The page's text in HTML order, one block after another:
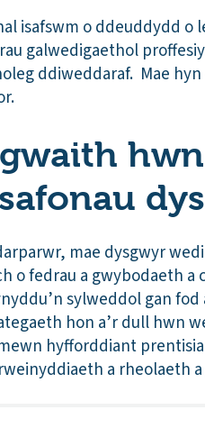
isafswm o ddeuddydd
galwedigaethol
ddiweddaraf. Mae
mae dysgwyr
o fedrau a gwybodaeth a
sylweddol gan
hon a’r dull hwn
hyfforddiant
a rheolaeth